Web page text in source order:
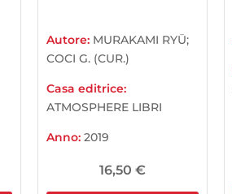
Autore: MURAKAMI RYÜ;
COCI G. (CUR.)
Casa editrice:
ATMOSPHERE LIBRI
Anno: 2019
16,50 €